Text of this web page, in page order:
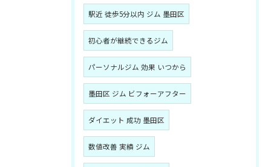
駅近 徒歩5分以内 ジム 墨田区
初心者が継続できるジム
パーソナルジム 効果 いつから
墨田区 ジム ビフォーアフター
ダイエット 成功 墨田区
数値改善 実績 ジム